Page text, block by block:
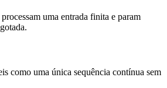
uma entrada finita e param
como uma única sequência contínua sem